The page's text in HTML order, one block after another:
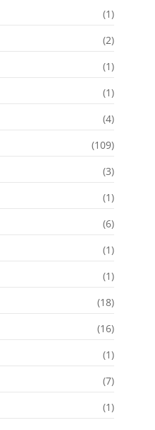
(1)
(2)
(1)
(1)
(4)
(109)
(3)
(1)
(6)
(1)
(1)
(18)
(16)
(1)
(7)
(1)